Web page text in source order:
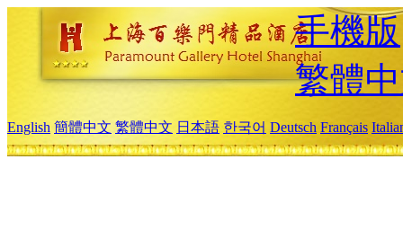
手機版
繁體
English 簡體中文 繁體中文 日本語 한국어 Deutsch Français